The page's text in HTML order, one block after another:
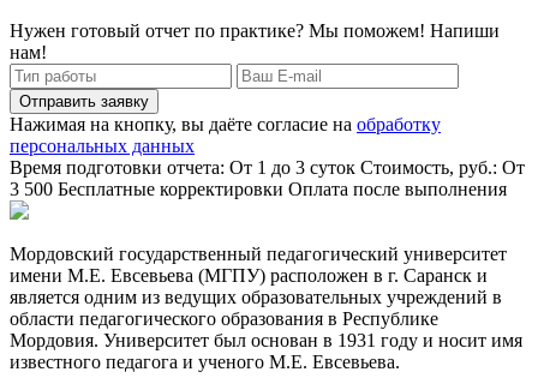
Нужен готовый отчет по практике? Мы поможем! Напиши
нам!
Отправить заявку
Нажимая на кнопку, вы даёте согласие на обработку
персональных данных
Время подготовки отчета: От 1 до 3 суток Стоимость, руб.: От
3 500 Бесплатные корректировки Оплата после выполнения
Мордовский государственный педагогический университет
имени М.Е. Евсевьева (МГПУ) расположен в г. Саранск и
является одним из ведущих образовательных учреждений в
области педагогического образования в Республике
Мордовия. Университет был основан в 1931 году и носит имя
известного педагога и ученого М.Е. Евсевьева.